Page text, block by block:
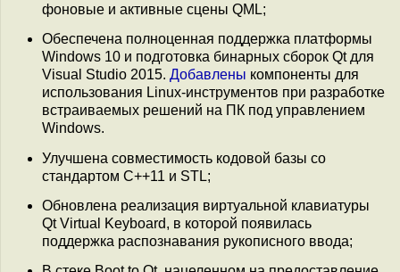
фоновые и активные сцены QML;
Обеспечена полноценная поддержка платформы
Windows 10 и подготовка бинарных сборок Qt для
Visual Studio 2015. Добавлены компоненты для
использования Linux-инструментов при разработке
встраиваемых решений на ПК под управлением
Windows.
Улучшена совместимость кодовой базы со
стандартом C++11 и STL;
Обновлена реализация виртуальной клавиатуры
Qt Virtual Keyboard, в которой появилась
поддержка распознавания рукописного ввода;